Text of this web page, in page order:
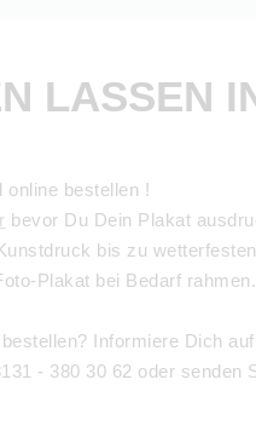
LASSEN
online bestellen !
bevor Du Dein Plakat
bis zu
Plakat bei Bedarf rahmen.
Informiere Dich
- 380 30 62 oder senden